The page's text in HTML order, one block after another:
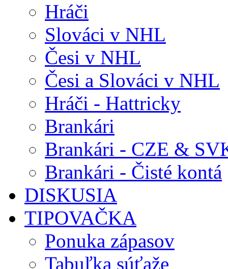
Hráči
Slováci v NHL
Česi v NHL
Česi a Slováci v NHL
Hráči - Hattricky
Brankári
Brankári - CZE &
Brankári - Čisté kontá
DISKUSIA
TIPOVAČKA
Ponuka zápasov
Tabuľka súťaže